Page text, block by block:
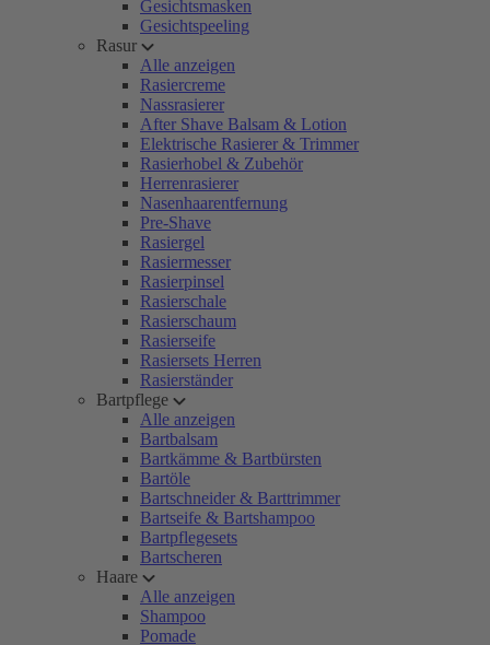
Gesichtsmasken
Gesichtspeeling
Rasur
Alle anzeigen
Rasiercreme
Nassrasierer
After Shave Balsam & Lotion
Elektrische Rasierer & Trimmer
Rasierhobel & Zubehör
Herrenrasierer
Nasenhaarentfernung
Pre-Shave
Rasiergel
Rasiermesser
Rasierpinsel
Rasierschale
Rasierschaum
Rasierseife
Rasiersets Herren
Rasierständer
Bartpflege
Alle anzeigen
Bartbalsam
Bartkämme & Bartbürsten
Bartöle
Bartschneider & Barttrimmer
Bartseife & Bartshampoo
Bartpflegesets
Bartscheren
Haare
Alle anzeigen
Shampoo
Pomade